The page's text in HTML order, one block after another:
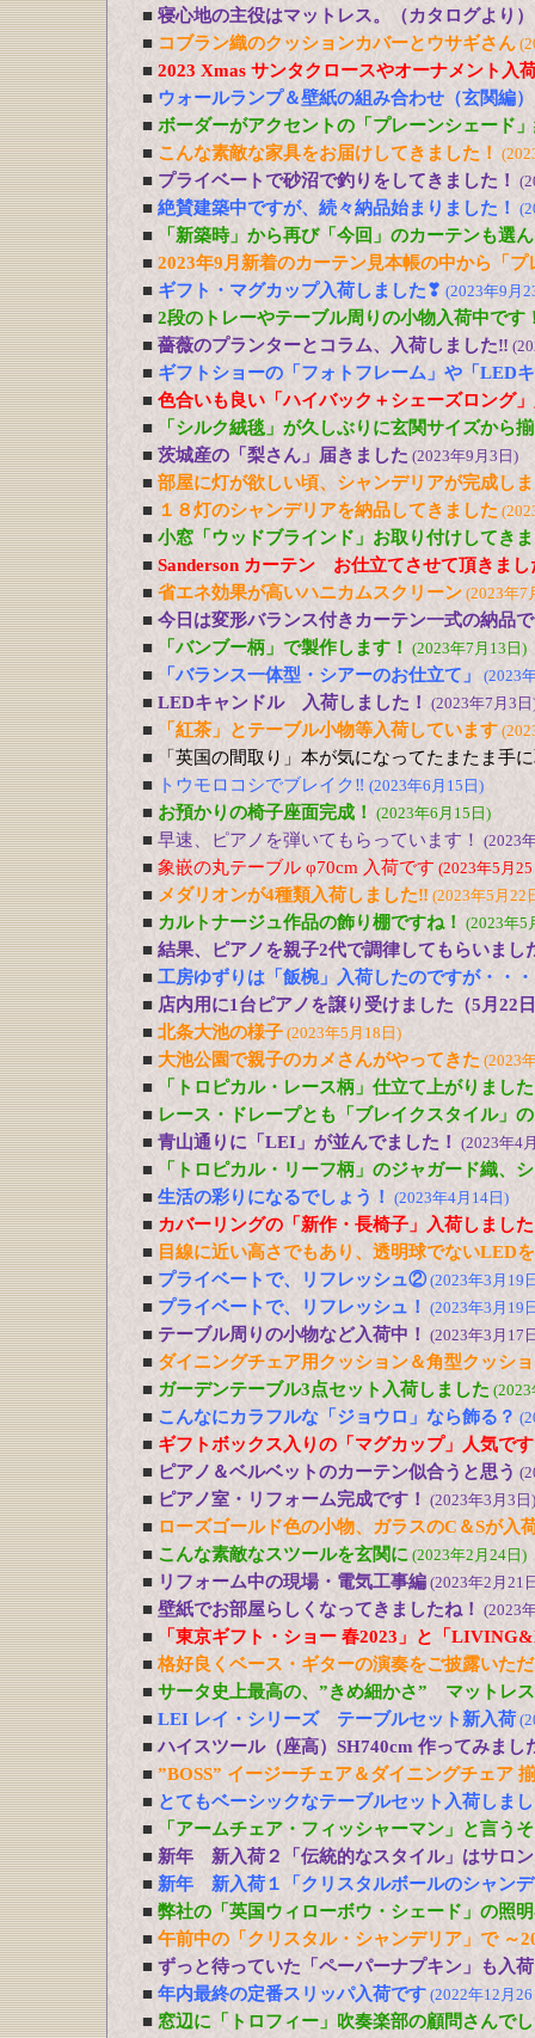
■ 寝心地の主役はマットレス。（カタログより）
■ コブラン織のクッションカバーとウサギさん
■ 2023 Xmas サンタクロースやオーナメント入
■ ウォールランプ＆壁紙の組み合わせ（玄関編）
■ ボーダーがアクセントの「プレーンシェード
■ こんな素敵な家具をお届けしてきました！
■ プライベートで砂沼で釣りをしてきました！
■ 絶賛建築中ですが、続々納品始まりました！
■
「新築時」から再び「今回」のカーテンも選
■ 2023年9月新着のカーテン見本帳の中から「
■ ギフト・マグカップ入荷しました❣ (2023年9月
■ 2段のトレーやテーブル周りの小物入荷中です
■ 薔薇のプランターとコラム、入荷しました‼
■ ギフトショーの「フォトフレーム」や「LED
■ 色合いも良い「ハイバック＋シェーズロング
■
「シルク絨毯」が久しぶりに玄関サイズから
■ 茨城産の「梨さん」届きました (2023年9月3日)
■ 部屋に灯が欲しい頃、シャンデリアが完成し
■ １８灯のシャンデリアを納品してきました
■ 小窓「ウッドブラインド」お取り付けしてき
■ Sanderson カーテン お仕立てさせて頂きまし
■ 省エネ効果が高いハニカムスクリーン (2023年7
■ 今日は変形バランス付きカーテン一式の納品
■
「バンブー柄」で製作します！ (2023年7月13日)
■ 「バランス一体型・シアーのお仕立て」 (2023
■ LEDキャンドル 入荷しました！ (2023年7月3日
■ 「紅茶」とテーブル小物等入荷しています
■
「英国の間取り」本が気になってたまたま手
■
トウモロコシでブレイク‼ (2023年6月15日)
■ お預かりの椅子座面完成！ (2023年6月15日)
■ 早速、ピアノを弾いてもらっています！ (2023
■ 象嵌の丸テーブル φ70cm 入荷です (2023年5月
■ メダリオンが4種類入荷しました‼ (2023年5月22
■ カルトナージュ作品の飾り棚ですね！ (2023年5
■ 結果、ピアノを親子2代で調律してもらいまし
■ 工房ゆずりは「飯椀」入荷したのですが・・・
■ 店内用に1台ピアノを譲り受けました（5月22
■ 北条大池の様子 (2023年5月18日)
■ 大池公園で親子のカメさんがやってきた (2023
■ 「トロピカル・レース柄」仕立て上がりました
■ レース・ドレープとも「ブレイクスタイル」
■ 青山通りに「LEI」が並んでました！ (2023年4
■
「トロピカル・リーフ柄」のジャガード織、
■ 生活の彩りになるでしょう！ (2023年4月14日)
■ カバーリングの「新作・長椅子」入荷しまし
■ 目線に近い高さでもあり、透明球でないLED
■ プライベートで、リフレッシュ②(2023年3月19
■ プライベートで、リフレッシュ！ (2023年3月19
■ テーブル周りの小物など入荷中！ (2023年3月17
■ ダイニングチェア用クッション＆角型クッシ
■ ガーデンテーブル3点セット入荷しました
■ こんなにカラフルな「ジョウロ」なら飾る？
■ ギフトボックス入りの「マグカップ」人気で
■ ピアノ＆ベルベットのカーテン似合うと思う
■ ピアノ室・リフォーム完成です！ (2023年3月3日)
■ ローズゴールド色の小物、ガラスのC＆Sが入
■ こんな素敵なスツールを玄関に (2023年2月24日)
■ リフォーム中の現場・電気工事編 (2023年2月21
■ 壁紙でお部屋らしくなってきましたね！ (2023
■
「東京ギフト・ショー 春2023」と「
■ 格好良くベース・ギターの演奏をご披露いた
■ サータ史上最高の、”きめ細かさ” マットレ
■ LEI レイ・シリーズ テーブルセット新入荷
■ ハイスツール（座高）SH740cm 作ってみまし
■ ”BOSS” イージーチェア＆ダイニングチェア
■ とてもベーシックなテーブルセット入荷しま
■
「アームチェア・フィッシャーマン」と言う
■ 新年 新入荷２「伝統的なスタイル」はサロ
■ 新年 新入荷１「クリスタルボールのシャン
■ 弊社の「英国ウィローボウ・シェード」の照
■ 午前中の「クリスタル・シャンデリア」で ～
■ ずっと待っていた「ペーパーナプキン」も入
■ 年内最終の定番スリッパ入荷です (2022年12月
■ 窓辺に「トロフィー」吹奏楽部の顧問さんで